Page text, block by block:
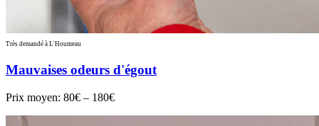
Très demandé à L'Houmeau
Mauvaises odeurs d'égout
Prix moyen: 80€ – 180€